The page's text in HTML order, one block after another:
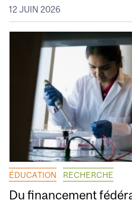
12 JUIN 2026
ÉDUCATION RECHERCHE
Du financement